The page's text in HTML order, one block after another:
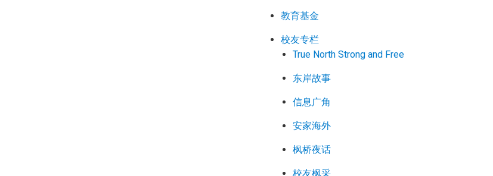
教育基金
校友专栏
True North Strong and Free
东岸故事
信息广角
安家海外
枫桥夜话
校友枫采